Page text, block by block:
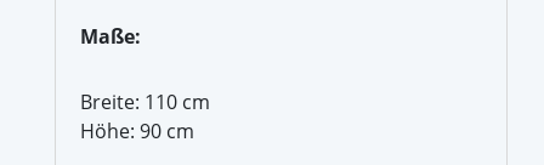
Maße:
Breite: 110 cm
Höhe: 90 cm